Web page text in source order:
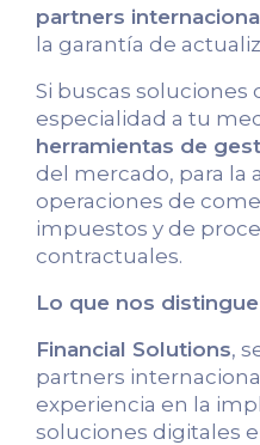
partners
la garantía de
Si buscas soluciones
especialidad a tu
herramientas de
del mercado, para la
operaciones de
impuestos y de
contractuales.
Lo que nos distingue
Financial Solutions,
partners
experiencia en la
soluciones digitales